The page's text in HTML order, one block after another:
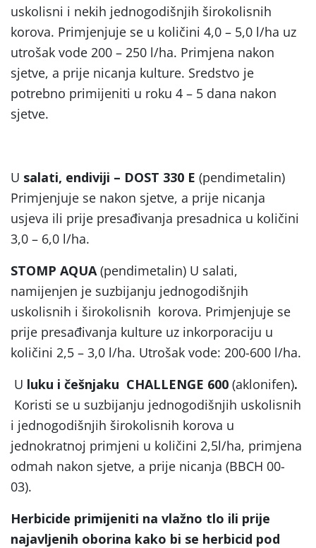
uskolisni i nekih jednogodišnjih širokolisnih
korova. Primjenjuje se u količini 4,0 – 5,0 l/ha uz
utrošak vode 200 – 250 l/ha. Primjena nakon
sjetve, a prije nicanja kulture. Sredstvo je
potrebno primijeniti u roku 4 – 5 dana nakon
sjetve.
U salati, endiviji – DOST 330 E (pendimetalin)
Primjenjuje se nakon sjetve, a prije nicanja
usjeva ili prije presađivanja presadnica u količini
3,0 – 6,0 l/ha.
STOMP AQUA (pendimetalin) U salati,
namijenjen je suzbijanju jednogodišnjih
uskolisnih i širokolisnih korova. Primjenjuje se
prije presađivanja kulture uz inkorporaciju u
količini 2,5 – 3,0 l/ha. Utrošak vode: 200-600 l/ha.
U luku i češnjaku CHALLENGE 600 (aklonifen).
Koristi se u suzbijanju jednogodišnjih uskolisnih
i jednogodišnjih širokolisnih korova u
jednokratnoj primjeni u količini 2,5l/ha, primjena
odmah nakon sjetve, a prije nicanja (BBCH 00-
03).
Herbicide primijeniti na vlažno tlo ili prije
najavljenih oborina kako bi se herbicid pod